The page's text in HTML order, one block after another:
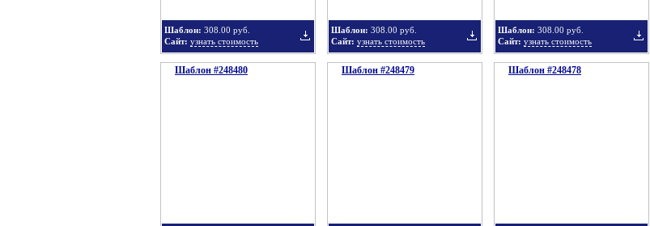
Шаблон: 308.00 руб.
Сайт: узнать стоимость
Шаблон: 308.00 руб.
Сайт: узнать стоимость
Шаблон: 308.00 руб.
Сайт: узнать стоимость
Шаблон #248480 Шаблон #248479 Шаблон #248478